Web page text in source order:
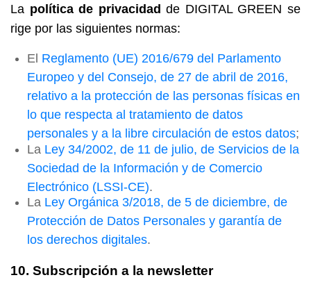
La política de privacidad de DIGITAL GREEN se
rige por las siguientes normas:
El Reglamento (UE) 2016/679 del Parlamento
Europeo y del Consejo, de 27 de abril de 2016,
relativo a la protección de las personas físicas en
lo que respecta al tratamiento de datos
personales y a la libre circulación de estos datos;
La Ley 34/2002, de 11 de julio, de Servicios de la
Sociedad de la Información y de Comercio
Electrónico (LSSI-CE).
La Ley Orgánica 3/2018, de 5 de diciembre, de
Protección de Datos Personales y garantía de
los derechos digitales.
10. Subscripción a la newsletter